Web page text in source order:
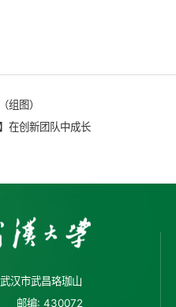
组图）
在创新团队中成长
汉市武昌珞珈山
邮编: 430072